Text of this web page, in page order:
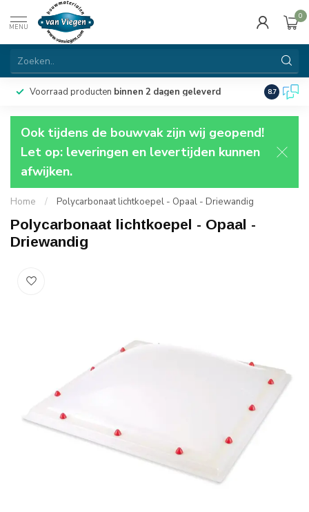
MENU
0
Voorraad producten binnen 2 dagen geleverd 8.7
Ook tijdens de bouwvak zijn wij geopend!
Let op: leveringen en levertijden kunnen
afwijken.
Home / Polycarbonaat lichtkoepel - Opaal - Driewandig
Polycarbonaat lichtkoepel - Opaal -
Driewandig